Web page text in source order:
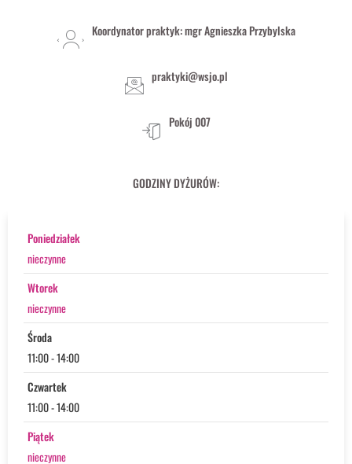
Koordynator praktyk: mgr Agnieszka Przybylska
praktyki@wsjo.pl
Pokój 007
GODZINY DYŻURÓW:
Poniedziałek
nieczynne
Wtorek
nieczynne
Środa
11:00 - 14:00
Czwartek
11:00 - 14:00
Piątek
nieczynne